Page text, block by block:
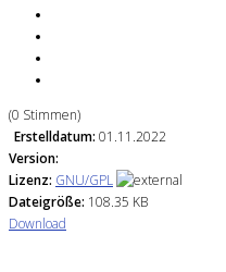
(0 Stimmen)
Erstelldatum: 01.11.2022
Version:
Lizenz: GNU/GPL
Dateigröße: 108.35 KB
Download